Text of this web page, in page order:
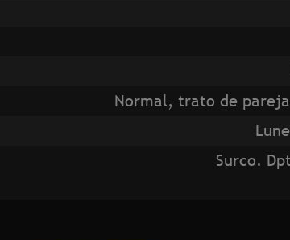
Normal, trato de
Surco.